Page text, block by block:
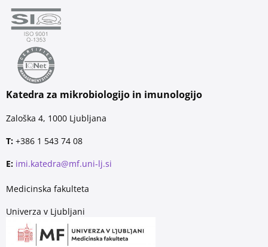
Katedra za mikrobiologijo in imunologijo
Zaloška 4, 1000 Ljubljana
T: +386 1 543 74 08
E: imi.katedra@mf.uni-lj.si
Medicinska fakulteta
Univerza v Ljubljani